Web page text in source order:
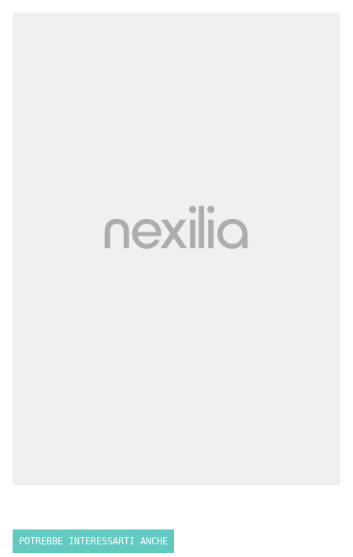
POTREBBE INTERESSARTI ANCHE